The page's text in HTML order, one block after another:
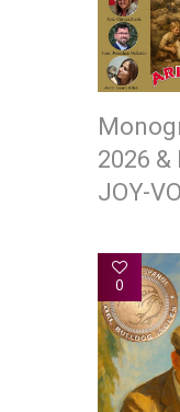
2026 &
JOY-
0